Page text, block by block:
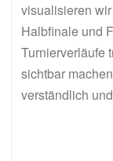
visualisieren
Halbfinale und
Turnierverläufe
sichtbar
verständlich